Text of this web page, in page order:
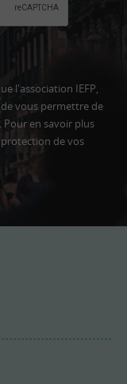
l'association IEFP,
vous permettre de
en savoir plus
de vos